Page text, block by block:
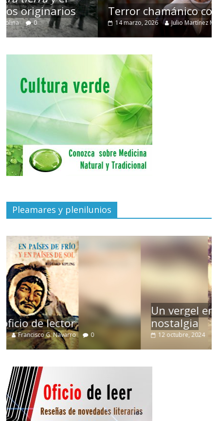
Terror chamánico coreano
14 marzo, 2026 Julio Martínez Molina 0
Pleamares y plenilunios
Un vergel en las nieblas de la
nostalgia
12 octubre, 2024 Francisco G. Navarro 0